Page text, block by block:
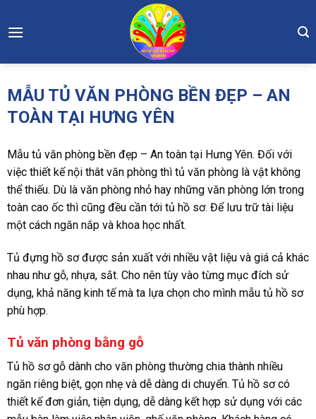
to
MẪU TỦ VĂN PHÒNG BỀN ĐẸP – AN
TOÀN TẠI HƯNG YÊN
Mẫu tủ văn phòng bền đẹp – An toàn tại Hưng Yên. Đối với
việc thiết kế nội thât văn phòng thì tủ văn phòng là vật không
thể thiếu. Dù là văn phòng nhỏ hay những văn phòng lớn trong
toàn cao ốc thì cũng đều cần tới tủ hồ sơ. Để lưu trữ tài liệu
một cách ngăn nắp và khoa học nhất.
Tủ đựng hồ sơ được sản xuất với nhiều vật liệu và giá cả khác
nhau như gỗ, nhựa, sắt. Cho nên tùy vào từng mục đích sử
dụng, khả năng kinh tế mà ta lựa chọn cho mình mẫu tủ hồ sơ
phù hợp.
Tủ văn phòng bằng gỗ
Tủ hồ sơ gỗ dành cho văn phòng thường chia thành nhiều
ngăn riêng biệt, gọn nhẹ và dễ dàng di chuyển. Tủ hồ sơ có
thiết kế đơn giản, tiện dụng, dễ dàng kết hợp sử dụng với các